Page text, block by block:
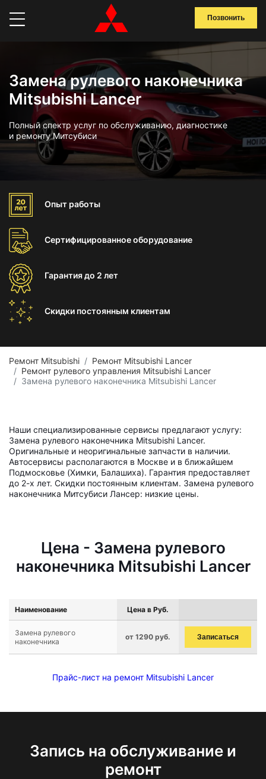
Позвонить
Замена рулевого наконечника
Mitsubishi Lancer
Полный спектр услуг по обслуживанию, диагностике
и ремонту Митсубиси
Опыт работы
Сертифицированноеоборудование
Гарантиядо 2 лет
Скидки постоянным клиентам
Ремонт Mitsubishi
Ремонт Mitsubishi Lancer
Ремонт рулевого управления Mitsubishi Lancer
Замена рулевого наконечника Mitsubishi Lancer
Наши специализированные сервисы предлагают услугу:
Замена рулевого наконечника Mitsubishi Lancer.
Оригинальные и неоригинальные запчасти в наличии.
Автосервисы располагаются в Москве и в ближайшем
Подмосковье (Химки, Балашиха). Гарантия предоставляет
до 2-х лет. Скидки постоянным клиентам. Замена рулевого
наконечника Митсубиси Лансер: низкие цены.
Цена - Замена рулевого
наконечника Mitsubishi Lancer
Наименование Цена в Руб.
Замена рулевого
наконечника
от 1290 руб. Записаться
Прайс-лист на ремонт Mitsubishi Lancer
Запись на обслуживание и
ремонт